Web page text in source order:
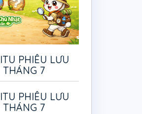
PHIÊU LƯU
7
PHIÊU LƯU
7